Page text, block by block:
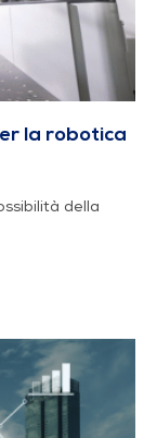
la robotica
della